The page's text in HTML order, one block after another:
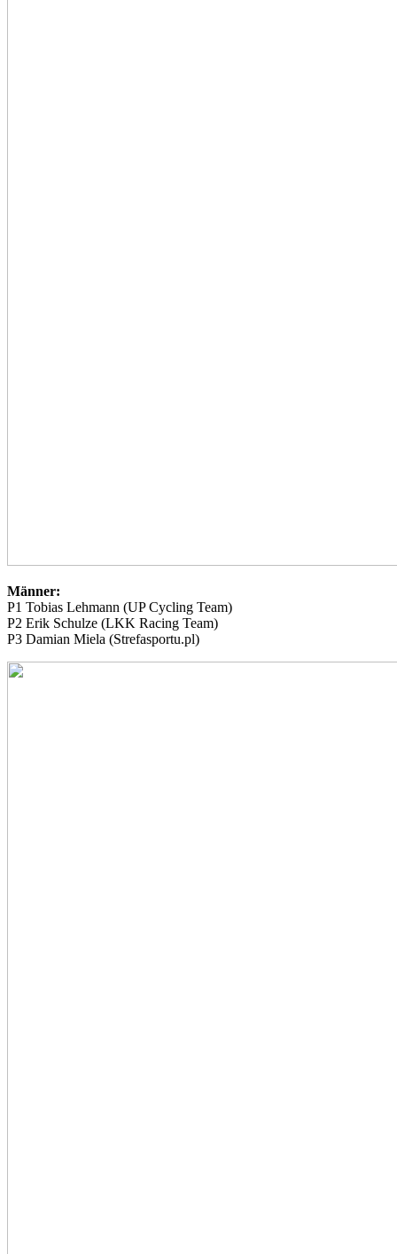
Männer:
P1 Tobias Lehmann (UP Cycling Team)
P2 Erik Schulze (LKK Racing Team)
P3 Damian Miela (Strefasportu.pl)